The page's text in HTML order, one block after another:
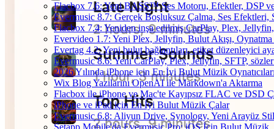
Flacbox 7.6: Yeni BASS™ Ses Motoru, Efektler, DSP
Evermusic 8.7: Gerçek Boşluksuz Çalma, Ses
Flacbox 7.4: Yeniden inşa edilmiş CarPlay, Plex,
Evervideo 1.7: Yeni Plex, Jellyfin, Bulut Akışı,
Evertag 4.2: Yeni bulut bağlantıları, etiket düzenleyici
Evermusic 8.6: Yeni CarPlay, Plex, Jellyfin, SFTP,
2026 Yılında iPhone için En İyi Bulut Müzik
Wix Blog Yazılarını OpenAI ile Markdown'a Aktarma
Flacbox ile iPhone ve Mac'te Kayıpsız FLAC ve DSD
iPhone ve iPad için En İyi Bulut Müzik Çalar
Evermusic 6.8: Aliyun Drive, Synology, Yeni Arayüz
Setapp Mobile'da Evermusic Pro: iOS İçin Bulut Müzik